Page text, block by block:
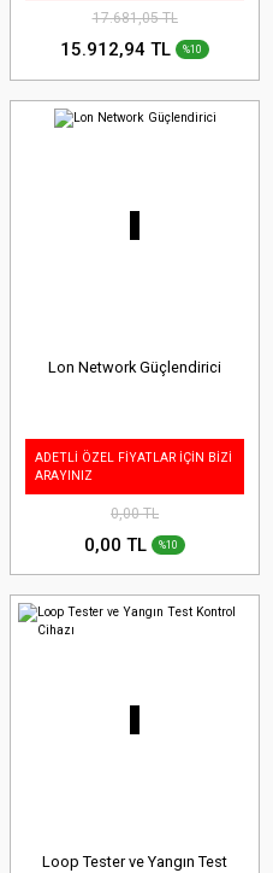
17.681,05 TL
15.912,94 TL %10
Lon Network Güçlendirici
ADETLİ ÖZEL FİYATLAR İÇİN BİZİ
ARAYINIZ
0,00 TL
0,00 TL %10
Loop Tester ve Yangın Test